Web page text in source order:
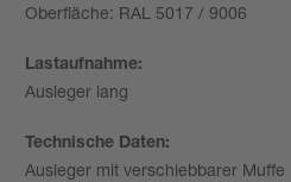
Oberfläche: RAL 5017 / 9006
Lastaufnahme:
Ausleger lang
Technische Daten:
Ausleger mit verschiebbarer Muffe